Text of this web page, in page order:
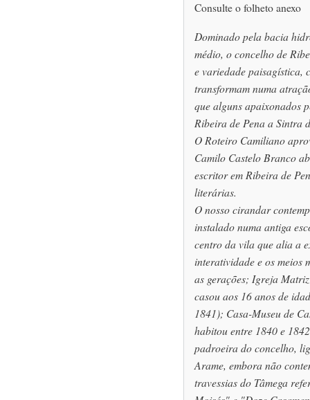
Consulte o folheto anexo
Dominado pela bacia
médio, o concelho de
e variedade paisagística,
transformam numa
que alguns apaixonados
Ribeira de Pena a Sintra
O Roteiro Camiliano
Camilo Castelo Branco
escritor em Ribeira de
literárias.
O nosso cirandar
instalado numa antiga
centro da vila que alia a
interatividade e os meios
as gerações; Igreja
casou aos 16 anos de
1841); Casa-Museu de
habitou entre 1840 e
padroeira do concelho,
Arame, embora não
travessias do Tâmega